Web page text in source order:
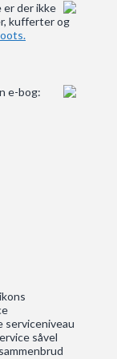
er der ikke
kufferter og
e-bog:
serviceniveau
såvel